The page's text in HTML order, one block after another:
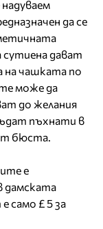
да се
сутиена дават
на чашката по
може да
до желания
пъхнати в
бюста.
е
дамската
само £ 5 за